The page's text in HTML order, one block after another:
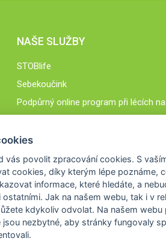
NAŠE SLUŽBY
STOBlife
Sebekoučink
Podpůrný online program při lécích
vás povolit zpracování cookies. S
cookies, díky kterým lépe poznáme,
informace, které hledáte, a
Jak na našem webu, tak i v
kdykoliv odvolat. Na našem webu
jsou nezbytné, aby stránky fungovaly